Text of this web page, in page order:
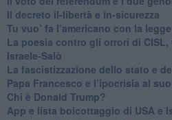
Il decreto il-libertà e in-sicurezza
Tu vuo’ fa l’americano con la
La poesia contro gli orrori di
Israele-Salò
​La fascistizzazione dello stato e
Papa Francesco e l’ipocrisia al
​Chi è Donald Trump?
App e lista boicottaggio di USA e